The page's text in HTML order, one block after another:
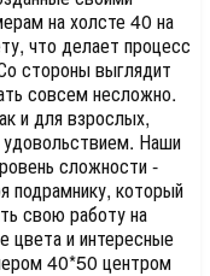
на холсте 40 на
что делает процесс
стороны выглядит
совсем несложно.
и для взрослых,
удовольствием. Наши
сложности -
подрамнику, который
свою работу на
цвета и интересные
40*50 центром